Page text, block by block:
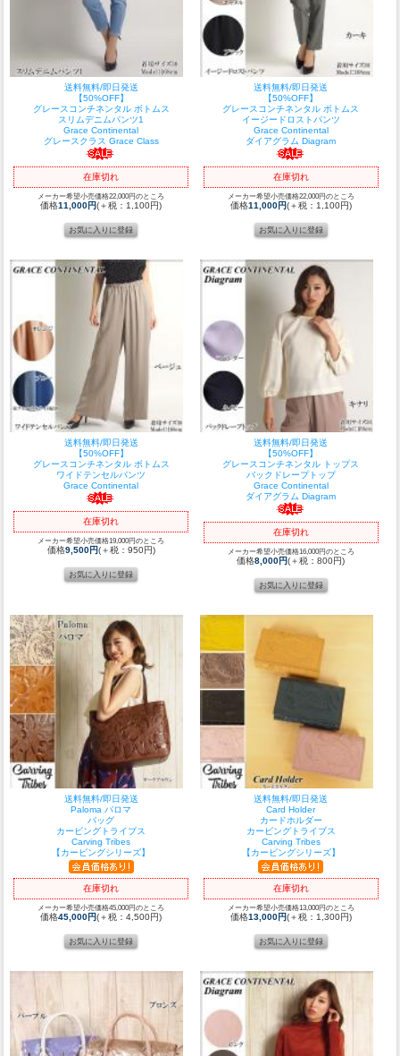
送料無料/即日発送
【50%OFF】
グレースコンチネンタル ボトムス
スリムデニムパンツ1
Grace Continental
グレースクラス Grace Class
在庫切れ
メーカー希望小売価格22,000円のところ
価格11,000円(＋税：1,100円)
送料無料/即日発送
【50%OFF】
グレースコンチネンタル ボトムス
イージードロストパンツ
Grace Continental
ダイアグラム Diagram
在庫切れ
メーカー希望小売価格22,000円のところ
価格11,000円(＋税：1,100円)
送料無料/即日発送
【50%OFF】
グレースコンチネンタル ボトムス
ワイドテンセルパンツ
Grace Continental
在庫切れ
メーカー希望小売価格19,000円のところ
価格9,500円(＋税：950円)
送料無料/即日発送
【50%OFF】
グレースコンチネンタル トップス
バックドレープトップ
Grace Continental
ダイアグラム Diagram
在庫切れ
メーカー希望小売価格16,000円のところ
価格8,000円(＋税：800円)
送料無料/即日発送
Paloma パロマ
バッグ
カービングトライブス
Carving Tribes
【カービングシリーズ】
在庫切れ
メーカー希望小売価格45,000円のところ
価格45,000円(＋税：4,500円)
送料無料/即日発送
Card Holder
カードホルダー
カービングトライブス
Carving Tribes
【カービングシリーズ】
在庫切れ
メーカー希望小売価格13,000円のところ
価格13,000円(＋税：1,300円)